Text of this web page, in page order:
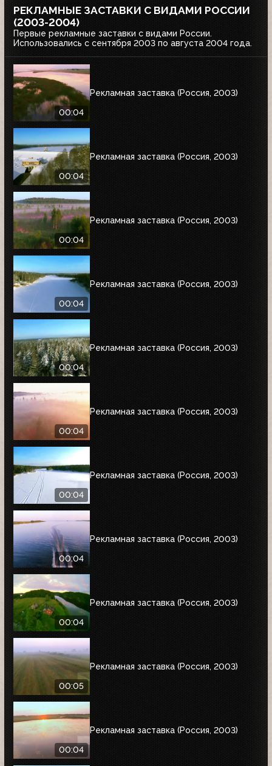
РЕКЛАМНЫЕ ЗАСТАВКИ С ВИДАМИ РОССИИ
(2003-2004)
Первые рекламные заставки с видами России.
Использовались с сентября 2003 по августа 2004 года.
00:04
Рекламная заставка (Россия, 2003)
00:04
Рекламная заставка (Россия, 2003)
00:04
Рекламная заставка (Россия, 2003)
00:04
Рекламная заставка (Россия, 2003)
00:04
Рекламная заставка (Россия, 2003)
00:04
Рекламная заставка (Россия, 2003)
00:04
Рекламная заставка (Россия, 2003)
00:04
Рекламная заставка (Россия, 2003)
00:04
Рекламная заставка (Россия, 2003)
00:05
Рекламная заставка (Россия, 2003)
00:04
Рекламная заставка (Россия, 2003)